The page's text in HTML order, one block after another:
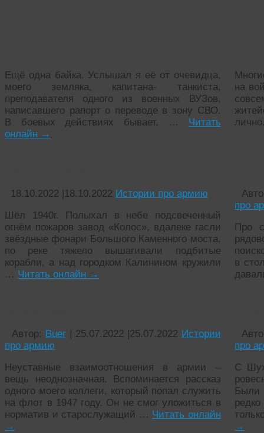
Ещё одна байка. Услышал я её от очевидца,
моего земляка, капитана- танкиста,
преподавателя одного из военных ВУЗов,
написавшего рапорт о переводе в зону СВО.
В боевых действиях бывает, … Читать
онлайн →
на
18.10.2022 18.10.2022 Истории про армию
Шёл 1940г. Полыхал в небе подсвеченный
огнём пожаров завод «Колос», вдалеке гасли
звёздные фонари Большого Каменного моста,
по реке тяжело вышагивали подбитые
корабли, а над городком Калинином кружили
… Читать онлайн →
про
Про
в
Автор: Buer | 25.07.2022 |25.07.2022 Истории
про армию
Неуставные взаимоотношения в армии –
вещь неоднозначная. Вспоминается рассказ
одного моего коллеги, который попал служить
на флот в 1947 году. Он не смог уложиться в
норматив и старослужащий … Читать онлайн
→
про
С
Были
→